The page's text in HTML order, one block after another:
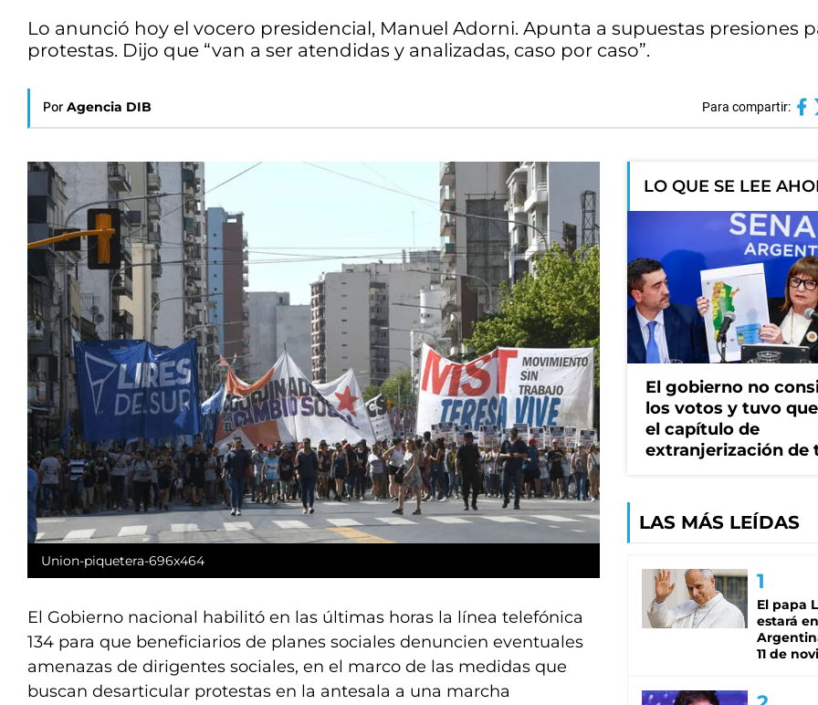
Lo anunció hoy el vocero presidencial, Manuel Adorni. Apunta a supuestas presiones
protestas. Dijo que “van a ser atendidas y analizadas, caso por caso”.
Por Agencia DIB Para compartir:
Union-piquetera-696x464
El Gobierno nacional habilitó en las últimas horas la línea telefónica
134 para que beneficiarios de planes sociales denuncien eventuales
amenazas de dirigentes sociales, en el marco de las medidas que
buscan desarticular protestas en la antesala a una marcha
LO QUE SE LEE
El gobierno no
los votos y tuvo
el capítulo de
extranjerización de
LAS MÁS LEÍDAS
El papa
estará
11 de